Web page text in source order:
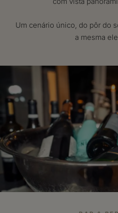
Um cenário único, do pôr do
a mesma